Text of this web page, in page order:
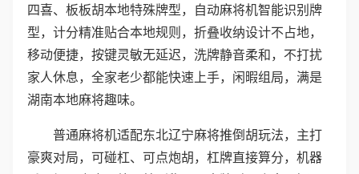
四喜、板板胡本地特殊牌型，自动麻将机智能识别牌
型，计分精准贴合本地规则，折叠收纳设计不占地，
移动便捷，按键灵敏无延迟，洗牌静音柔和，不打扰
家人休息，全家老少都能快速上手，闲暇组局，满是
湖南本地麻将趣味。
普通麻将机适配东北辽宁麻将推倒胡玩法，主打
豪爽对局，可碰杠、可点炮胡，杠牌直接算分，机器